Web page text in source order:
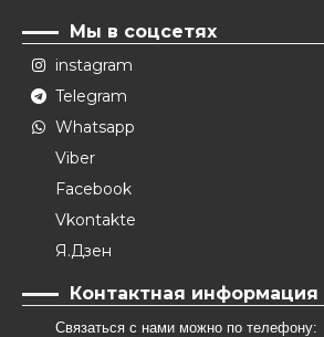
Мы в соцсетях
instagram
Telegram
Whatsapp
Viber
Facebook
Vkontakte
Я.Дзен
Контактная информация
Связаться с нами можно по телефону: